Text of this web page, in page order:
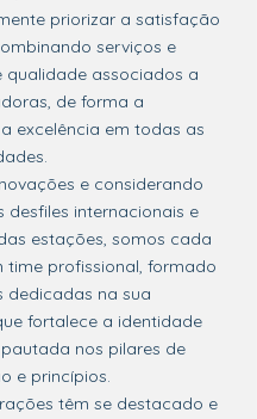
priorizar a satisfação
serviços e
qualidade associados a
de forma a
excelência em todas as
e considerando
desfiles internacionais e
estações, somos cada
time profissional, formado
dedicadas na sua
fortalece a identidade
nos pilares de
e princípios.
têm se destacado e